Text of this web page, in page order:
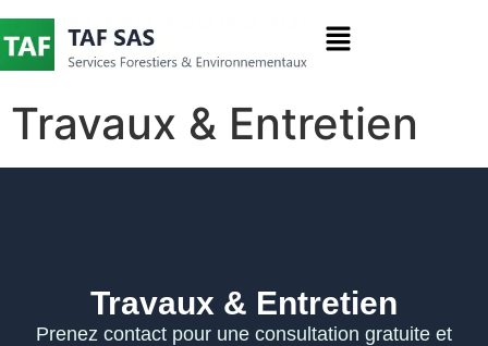
principal
Travaux & Entretien
Travaux & Entretien
Prenez contact pour une consultation gratuite et